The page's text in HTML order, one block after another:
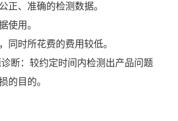
正、准确的检测数据。
使用。
同时所花费的费用较低。
断：较约定时间内检测出产品问题
的目的。